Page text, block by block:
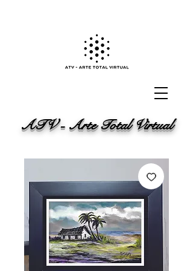
ATV - Arte Total Virtual